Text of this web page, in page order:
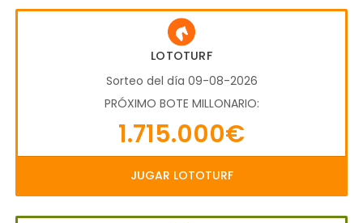
LOTOTURF
Sorteo del día 09-08-2026
PRÓXIMO BOTE MILLONARIO:
1.715.000€
JUGAR LOTOTURF